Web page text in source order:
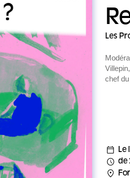
saison
leurs
Les
chef
Le
de